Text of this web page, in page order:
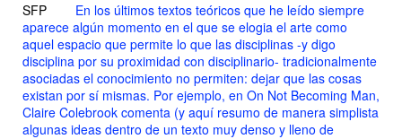
SFP
En los últimos textos teóricos que he leído siempre
aparece algún momento en el que se elogia el arte como
aquel espacio que permite lo que las disciplinas -y digo
disciplina por su proximidad con disciplinario- tradicionalmente
asociadas el conocimiento no permiten: dejar que las cosas
existan por sí mismas. Por ejemplo, en On Not Becoming Man,
Claire Colebrook comenta (y aquí resumo de manera simplista
algunas ideas dentro de un texto muy denso y lleno de